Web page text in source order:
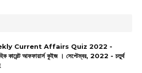
Current Affairs Quiz 2022 -
কারেন্ট আফফায়ার্স কুইজ । সেপ্টেম্বর, 2022 - চতুর্থ